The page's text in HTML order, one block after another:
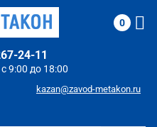
9:00 до 18:00
24-11
kazan@zavod-metakon.ru
0